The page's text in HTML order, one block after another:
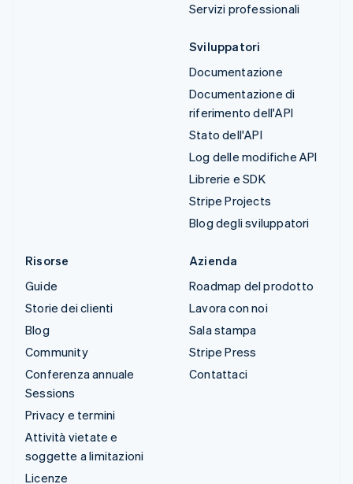
Servizi professionali
Sviluppatori
Documentazione
Documentazione di
riferimento dell'API
Stato dell'API
Log delle modifiche API
Librerie e SDK
Stripe Projects
Blog degli sviluppatori
Risorse
Guide
Storie dei clienti
Blog
Community
Conferenza annuale
Sessions
Privacy e termini
Attività vietate e
soggette a limitazioni
Licenze
Azienda
Roadmap del prodotto
Lavora con noi
Sala stampa
Stripe Press
Contattaci